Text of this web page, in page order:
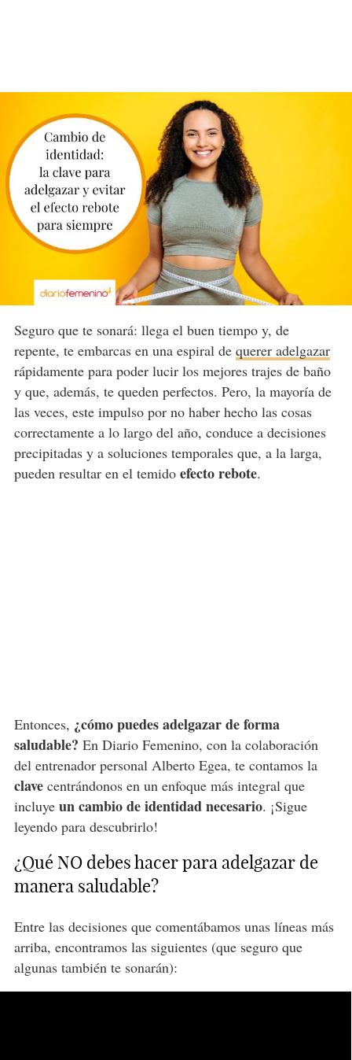
Seguro que te sonará: llega el buen tiempo y, de
repente, te embarcas en una espiral de querer adelgazar
rápidamente para poder lucir los mejores trajes de baño
y que, además, te queden perfectos. Pero, la mayoría de
las veces, este impulso por no haber hecho las cosas
correctamente a lo largo del año, conduce a decisiones
precipitadas y a soluciones temporales que, a la larga,
pueden resultar en el temido efecto rebote.
Entonces, ¿cómo puedes adelgazar de forma
saludable? En Diario Femenino, con la colaboración
del entrenador personal Alberto Egea, te contamos la
clavecentrándonos en un enfoque más integral que
incluye un cambio de identidad necesario. ¡Sigue
leyendo para descubrirlo!
¿Qué NO debes hacer para adelgazar de
manera saludable?
Entre las decisiones que comentábamos unas líneas más
arriba, encontramos las siguientes (que seguro que
algunas también te sonarán):